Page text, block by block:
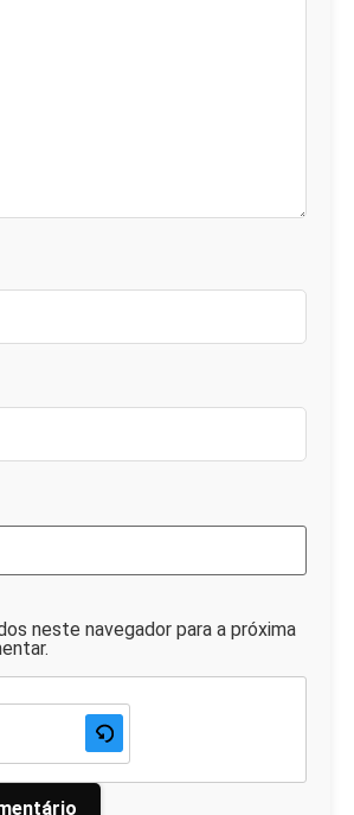
neste navegador para a próxima